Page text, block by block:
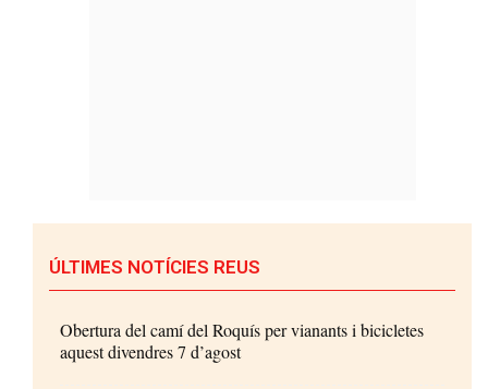
ÚLTIMES NOTÍCIES REUS
Obertura del camí del Roquís per vianants i bicicletes
aquest divendres 7 d’agost